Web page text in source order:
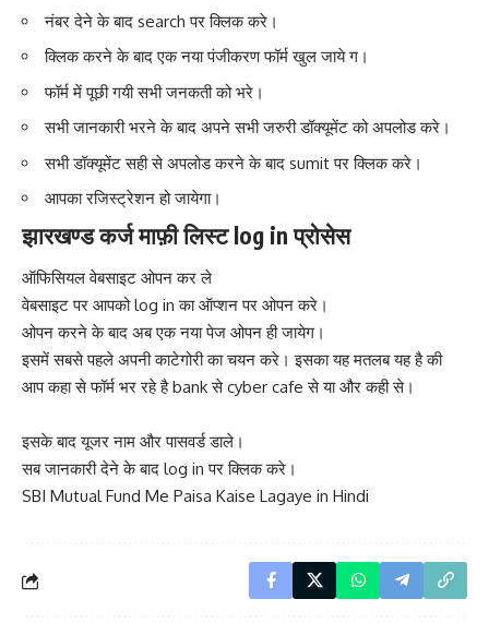
नंबर देने के बाद search पर क्लिक करे।
क्लिक करने के बाद एक नया पंजीकरण फॉर्म खुल जाये ग।
फॉर्म में पूछी गयी सभी जनकती को भरे।
सभी जानकारी भरने के बाद अपने सभी जरुरी डॉक्यूमेंट को अपलोड करे।
सभी डॉक्यूमेंट सही से अपलोड करने के बाद sumit पर क्लिक करे।
आपका रजिस्ट्रेशन हो जायेगा।
झारखण्ड कर्ज माफ़ी लिस्ट log in प्रोसेस
ऑफिसियल वेबसाइट ओपन कर ले
वेबसाइट पर आपको log in का ऑप्शन पर ओपन करे।
ओपन करने के बाद अब एक नया पेज ओपन ही जायेग।
इसमें सबसे पहले अपनी काटेगोरी का चयन करे। इसका यह मतलब यह है की
आप कहा से फॉर्म भर रहे है bank सेcyber cafe से या और कही से।
इसके बाद यूजर नाम और पासवर्ड डाले।
सब जानकारी देने के बाद log in पर क्लिक करे।
SBI Mutual Fund Me Paisa Kaise Lagaye in Hindi